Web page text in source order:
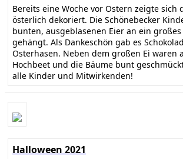
Bereits eine Woche vor Ostern zeigte sich
österlich dekoriert. Die Schönebecker
bunten, ausgeblasenen Eier an ein
gehängt. Als Dankeschön gab es
Osterhasen. Neben dem großen Ei waren
Hochbeet und die Bäume bunt
alle Kinder und Mitwirkenden!
Halloween 2021